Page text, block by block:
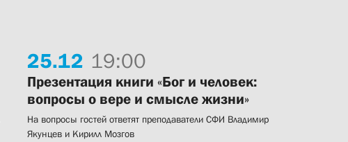
25.12 19:00
Презентация книги «Бог и человек:
вопросы о вере и смысле жизни»
На вопросы гостей ответят преподаватели СФИ Владимир
Якунцев и Кирилл Мозгов